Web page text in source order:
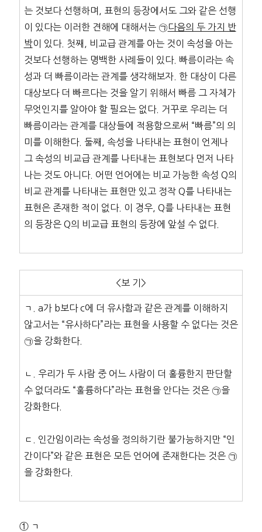
는 것보다 선행하며, 표현의 등장에서도 그와 같은 선행
이 있다는 이러한 견해에 대해서는 ㉠다음의 두 가지 반
박이 있다. 첫째, 비교급 관계를 아는 것이 속성을 아는
것보다 선행하는 명백한 사례들이 있다. 빠름이라는 속
성과 더 빠름이라는 관계를 생각해보자. 한 대상이 다른
대상보다 더 빠르다는 것을 알기 위해서 빠름 그 자체가
무엇인지를 알아야 할 필요는 없다. 거꾸로 우리는 더
빠름이라는 관계를 대상들에 적용함으로써 “빠름”의 의
미를 이해한다. 둘째, 속성을 나타내는 표현이 언제나
그 속성의 비교급 관계를 나타내는 표현보다 먼저 나타
나는 것도 아니다. 어떤 언어에는 비교 가능한 속성 Q의
비교 관계를 나타내는 표현만 있고 정작 Q를 나타내는
표현은 존재한 적이 없다. 이 경우, Q를 나타내는 표현
의 등장은 Q의 비교급 표현의 등장에 앞설 수 없다.
<보 기>
ㄱ. a가 b보다 c에 더 유사함과 같은 관계를 이해하지
않고서는 “유사하다”라는 표현을 사용할 수 없다는 것은
㉠을 강화한다.
ㄴ. 우리가 두 사람 중 어느 사람이 더 훌륭한지 판단할
수 없더라도 “훌륭하다”라는 표현을 안다는 것은 ㉠을
강화한다.
ㄷ. 인간임이라는 속성을 정의하기란 불가능하지만 “인
간이다”와 같은 표현은 모든 언어에 존재한다는 것은 ㉠
을 강화한다.
① ㄱ